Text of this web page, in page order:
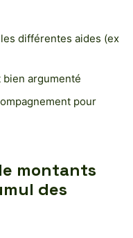
différentes aides (ex
argumenté
pour
montants
des